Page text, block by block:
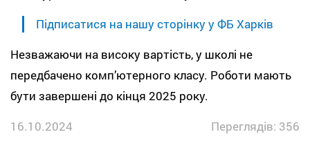
Підписатися на нашу сторінку у ФБ Харків
Незважаючи на високу вартість, у школі не
передбачено комп’ютерного класу. Роботи мають
бути завершені до кінця 2025 року.
16.10.2024
Переглядів: 356